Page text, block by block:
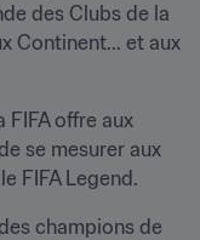
des Clubs de la
Continent... et aux
FIFA offre aux
se mesurer aux
FIFA Legend.
champions de